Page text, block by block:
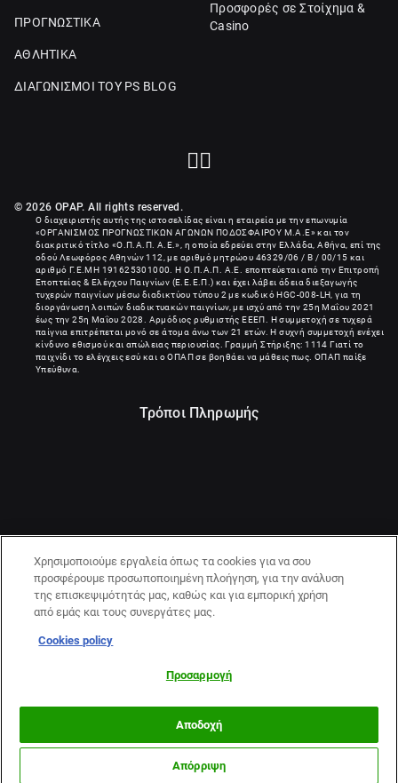
ΠΡΟΓΝΩΣΤΙΚΑ
ΑΘΛΗΤΙΚΑ
ΔΙΑΓΩΝΙΣΜΟΙ ΤΟΥ PS BLOG
Προσφορές σε Στοίχημα &
Casino
© 2026 OPAP. All rights reserved.
Ο διαχειριστής αυτής της ιστοσελίδας είναι η εταιρεία με την επωνυμία
«ΟΡΓΑΝΙΣΜΟΣ ΠΡΟΓΝΩΣΤΙΚΩΝ ΑΓΩΝΩΝ ΠΟΔΟΣΦΑΙΡΟΥ Μ.Α.Ε» και τον
διακριτικό τίτλο «Ο.Π.Α.Π. Α.Ε.», η οποία εδρεύει στην Ελλάδα, Αθήνα, επί της
οδού Λεωφόρος Αθηνών 112, με αριθμό μητρώου 46329/06 / B / 00/15 και
αριθμό Γ.Ε.ΜΗ 191625301000
. Η Ο.Π.Α.Π. Α.Ε. εποπτεύεται από την Επιτροπή
Εποπτείας & Ελέγχου Παιγνίων (Ε.Ε.Ε.Π.) και έχει λάβει άδεια διεξαγωγής
τυχερών παιγνίων μέσω διαδικτύου τύπου 2 με κωδικό HGC-008-LH, για τη
διοργάνωση λοιπών διαδικτυακών παιγνίων, με ισχύ από την 25η Μαΐου 2021
έως την 25η Μαΐου 2028. Αρμόδιος ρυθμιστής ΕΕΕΠ. Η συμμετοχή σε τυχερά
παίγνια επιτρέπεται μονό σε άτομα άνω των 21 ετών. Η συχνή συμμετοχή ενέχει
κίνδυνο εθισμού και απώλειας περιουσίας. Γραμμή Στήριξης: 1114 Γιατί το
παιχνίδι το ελέγχεις εσύ και ο ΟΠΑΠ σε βοηθάει να μάθεις πως. ΟΠΑΠ παίξε
Υπεύθυνα.
Τρόποι Πληρωμής
ΣΥΜΒΟΥΛΕΥΤΙΚΗΣ:1114
Χρησιμοποιούμε εργαλεία όπως τα cookies για να σου
προσφέρουμε προσωποποιημένη πλοήγηση, για την ανάλυση
της επισκεψιμότητάς μας, καθώς και για εμπορική χρήση
από εμάς και τους συνεργάτες μας.
Cookies policy
Προσαρμογή
Απόρριψη
Αποδοχή